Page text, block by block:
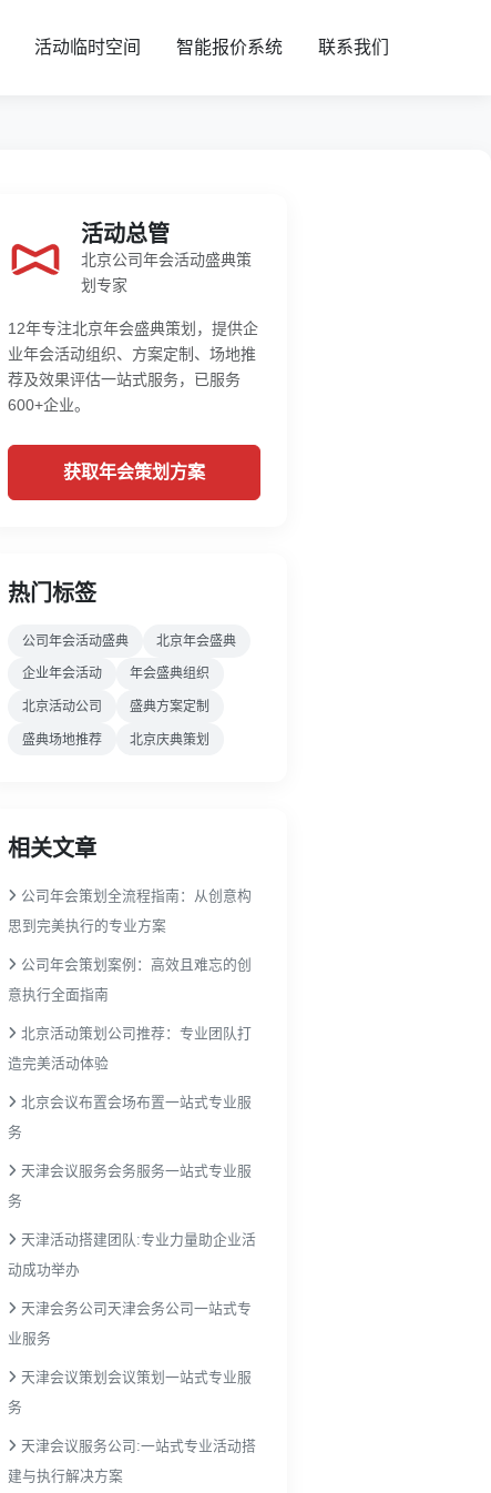
活动临时空间 智能报价系统 联系我们
活动总管
北京公司年会活动盛典策
划专家
12年专注北京年会盛典策划，提供企
业年会活动组织、方案定制、场地推
荐及效果评估一站式服务，已服务
600+企业。
获取年会策划方案
热门标签
公司年会活动盛典 北京年会盛典
企业年会活动 年会盛典组织
北京活动公司 盛典方案定制
盛典场地推荐 北京庆典策划
相关文章
公司年会策划全流程指南：从创意构
思到完美执行的专业方案
公司年会策划案例：高效且难忘的创
意执行全面指南
北京活动策划公司推荐：专业团队打
造完美活动体验
北京会议布置会场布置一站式专业服
务
天津会议服务会务服务一站式专业服
务
天津活动搭建团队:专业力量助企业活
动成功举办
天津会务公司天津会务公司一站式专
业服务
天津会议策划会议策划一站式专业服
务
天津会议服务公司:一站式专业活动搭
建与执行解决方案